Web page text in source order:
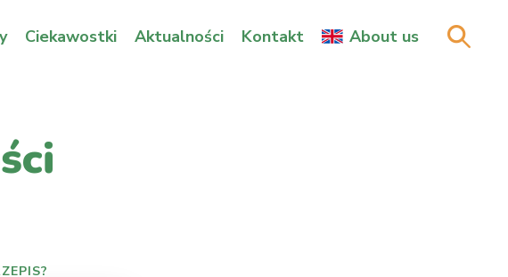
Ciekawostki Aktualności Kontakt About us